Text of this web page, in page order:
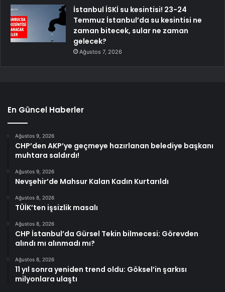
İstanbul İSKİ su kesintisi! 23-24
Temmuz İstanbul’da su kesintisi ne
zaman bitecek, sular ne zaman
gelecek?
Ağustos 7, 2026
En Güncel Haberler
Ağustos 9, 2026
CHP’den AKP’ye geçmeye hazırlanan belediye başkanı
muhtara saldırdı!
Ağustos 9, 2026
Nevşehir’de Mahsur Kalan Kadın Kurtarıldı
Ağustos 8, 2026
TÜİK’ten işsizlik masalı
Ağustos 8, 2026
CHP İstanbul’da Gürsel Tekin bilmecesi: Görevden
alındı mı alınmadı mı?
Ağustos 8, 2026
11 yıl sonra yeniden trend oldu: Göksel’in şarkısı
milyonlara ulaştı